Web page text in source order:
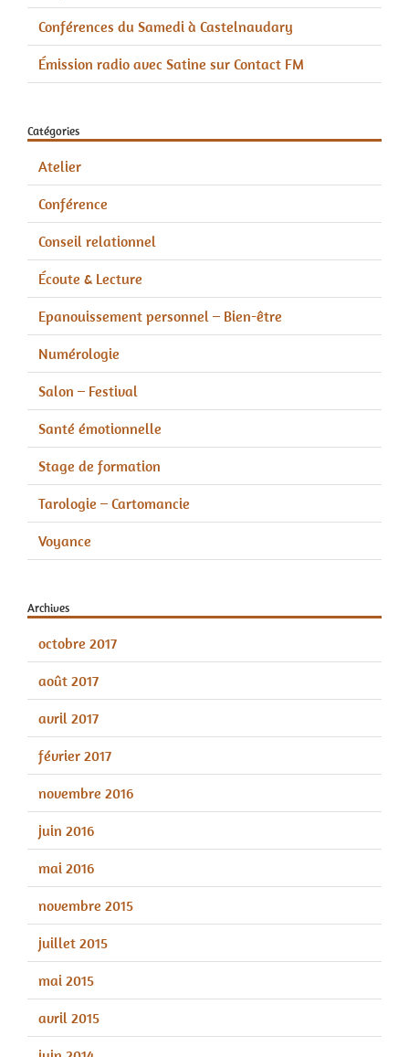
Conférences du Samedi à Castelnaudary
Émission radio avec Satine sur Contact FM
Catégories
Atelier
Conférence
Conseil relationnel
Écoute & Lecture
Epanouissement personnel – Bien-être
Numérologie
Salon – Festival
Santé émotionnelle
Stage de formation
Tarologie – Cartomancie
Voyance
Archives
octobre 2017
août 2017
avril 2017
février 2017
novembre 2016
juin 2016
mai 2016
novembre 2015
juillet 2015
mai 2015
avril 2015